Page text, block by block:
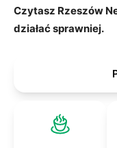
Czytasz Rzeszów
działać sprawniej.